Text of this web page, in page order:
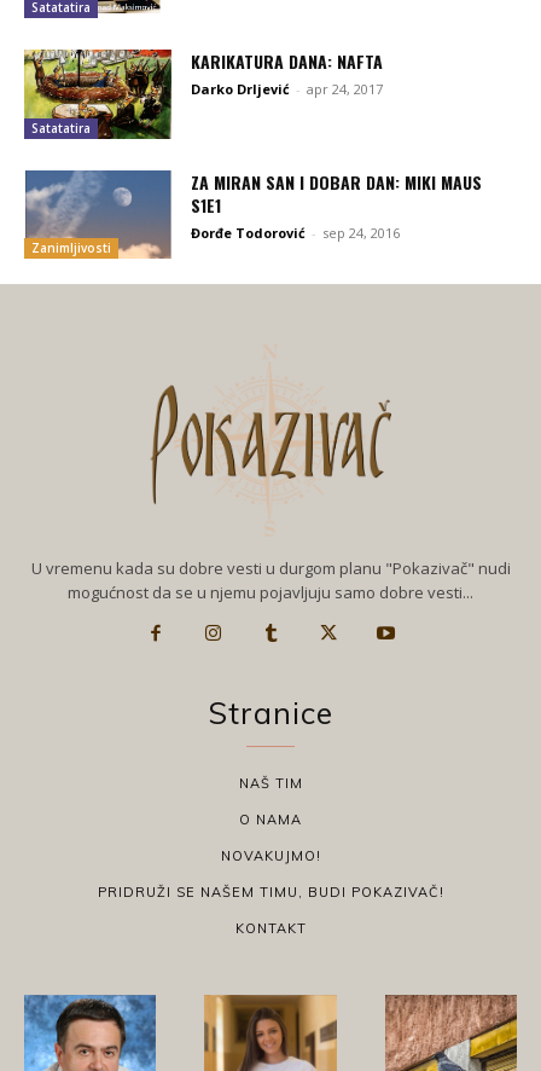
Satatatira
Satatatira
KARIKATURA DANA: NAFTA
Darko Drljević - apr 24, 2017
Zanimljivosti
ZA MIRAN SAN I DOBAR DAN: MIKI MAUS
S1E1
Đorđe Todorović - sep 24, 2016
U vremenu kada su dobre vesti u durgom planu "Pokazivač" nudi
mogućnost da se u njemu pojavljuju samo dobre vesti...
Stranice
NAŠ TIM
O NAMA
NOVAKUJMO!
PRIDRUŽI SE NAŠEM TIMU, BUDI POKAZIVAČ!
KONTAKT